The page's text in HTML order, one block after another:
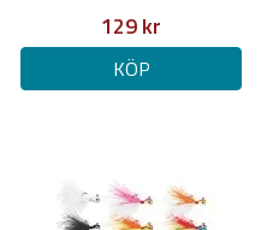
129 kr
KÖP